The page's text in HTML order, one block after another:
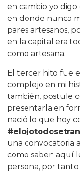
en cambio yo
en donde nunca
pares artesanos,
en la capital era
como artesana.
El tercer hito fue
complejo en mi
también, postule
presentarla en
nació lo que hoy
una convocatoria
como saben aquí
persona, por